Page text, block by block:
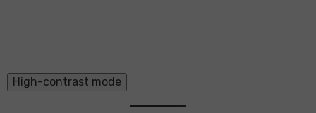
High-contrast mode